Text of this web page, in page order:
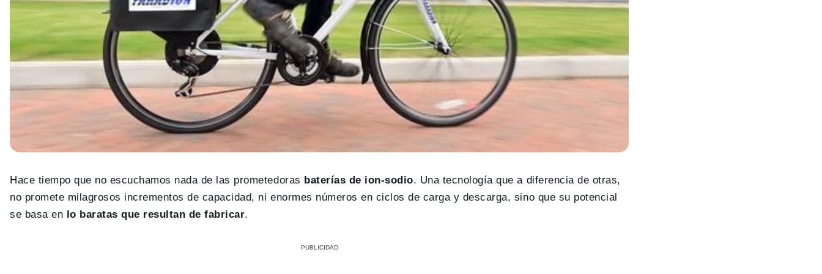
Hace tiempo que no escuchamos nada de las prometedoras baterías de ion-sodio. Una tecnología que a diferencia de otras,
no promete milagrosos incrementos de capacidad, ni enormes números en ciclos de carga y descarga, sino que su potencial
se basa en lo baratas que resultan de fabricar.